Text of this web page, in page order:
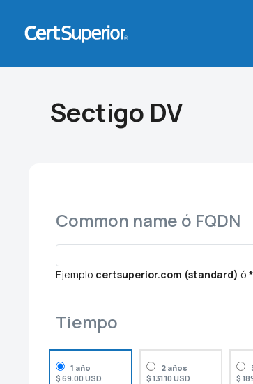
Sectigo DV
Common name ó FQDN
Ejemplo certsuperior.com (standard) ó
Tiempo
1 año
$ 69.00 USD
2 años
$ 131.10 USD
$